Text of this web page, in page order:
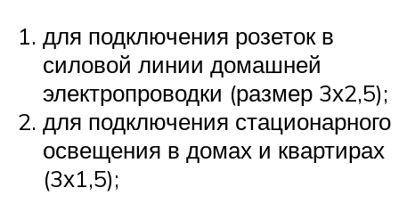
для подключения розеток в
силовой линии домашней
электропроводки (размер 3х2,5);
для подключения стационарного
освещения в домах и квартирах
(3х1,5);